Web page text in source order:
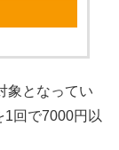
象となってい
1回で7000円以